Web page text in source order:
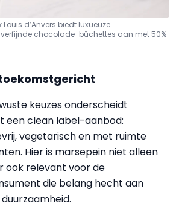
d’Anvers biedt luxueuze
chocolade-bûchettes aan met 50%
keuzes onderscheidt
een clean label-aanbod:
vegetarisch en met ruimte
Hier is marsepein niet alleen
ook relevant voor de
die belang hecht aan